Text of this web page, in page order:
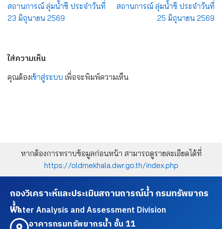
สถานการณ์ ลุ่มน้ำชี ประจำวันที่
23 มิถุนายน 2569
สถานการณ์ ลุ่มน้ำชี ประจำวันที่
25 มิถุนายน 2569
ใส่ความเห็น
คุณต้องเข้าสู่ระบบ เพื่อจะพิมพ์ความเห็น
หากต้องการทราบข้อมูลก่อนหน้า สามารถดูรายละเอียดได้ที่
https://oldmekhala.dwr.go.th/index.php
กองวิเคราะห์และประเมินสถานการณ์น้ำ กรมทรัพยากร
น้ำ
Water Analysis and Assessment Division
อาคารกรมทรัพยากรน้ำ ชั้น 11